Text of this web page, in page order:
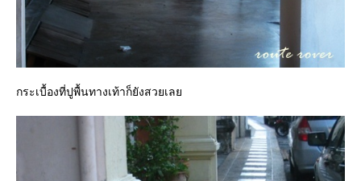
กระเบื้องที่ปูพื้นทางเท้าก็ยังสวยเล